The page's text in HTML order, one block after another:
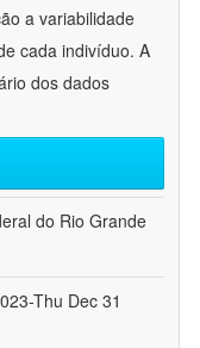
a variabilidade
cada indivíduo. A
dos dados
do Rio Grande
Thu Dec 31